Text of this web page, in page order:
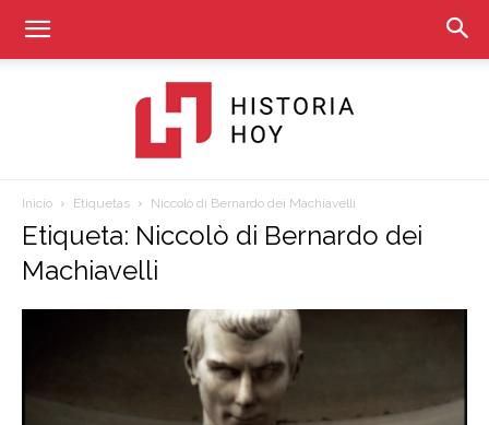
Historia
Hoy
Inicio Etiquetas Niccolò di Bernardo dei Machiavelli
Etiqueta: Niccolò di Bernardo dei
Machiavelli